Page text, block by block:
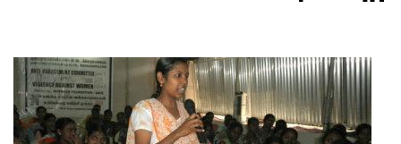
Valikon rivi